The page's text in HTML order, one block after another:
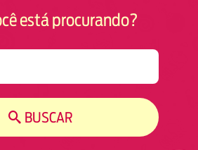
está procurando?
BUSCAR